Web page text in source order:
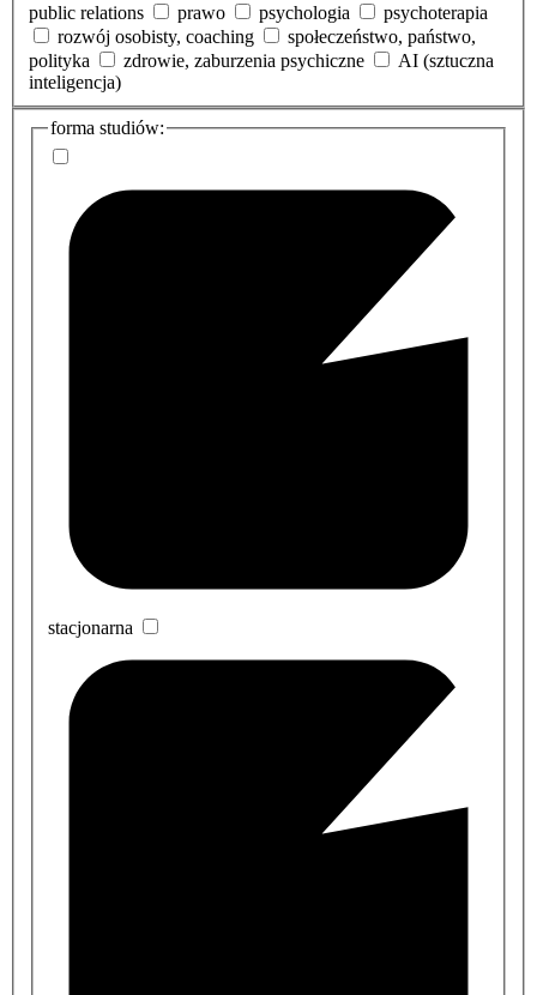
public relations
prawo psychologia
psychoterapia
rozwój osobisty, coaching
społeczeństwo, państwo,
polityka
zdrowie, zaburzenia psychiczne
AI (sztuczna
inteligencja)
dodatkowe
informacje
forma studiów:
stacjonarna